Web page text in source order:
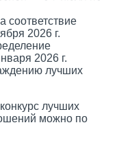
соответствие
2026 г.
2026 г.
лучших
лучших
можно по